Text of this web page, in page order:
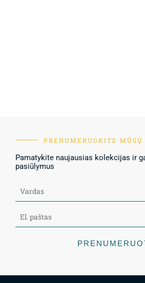
PRENUMERUOKITE
Pamatykite naujausias kolekcijas ir
pasiūlymus